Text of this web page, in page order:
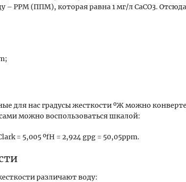
– PPM (ППМ), которая равна 1 мг/л СаСО3.
для нас градусы жесткости ºЖ можно
можно воспользоваться шкалой:
= 5,005 ºfH = 2,924 gpg = 50,05ppm.
различают воду: